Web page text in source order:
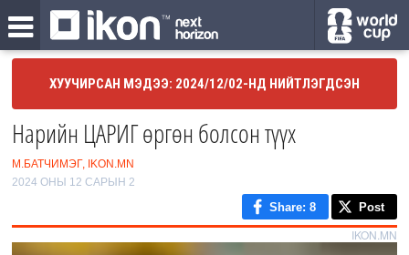
ХУУЧИРСАН МЭДЭЭ: 2024/12/02-НД НИЙТЛЭГДСЭН
Нарийн ЦАРИГ өргөн болсон түүх
М.БАТЧИМЭГ, IKON.MN
2024 ОНЫ 12 САРЫН 2
Share: 8 Post
IKON.MN